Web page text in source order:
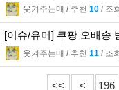
웃겨주는매 l 추천 10 l 조회
[이슈/유머] 쿠팡 오배송
웃겨주는매 l 추천 11 l 조회
<< < 196